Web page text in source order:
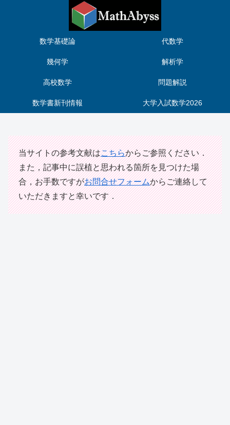
数学基礎論 代数学
幾何学 解析学
高校数学 問題解説
数学書新刊情報 大学入試数学2026
当サイトの参考文献はこちらからご参照ください．
また，記事中に誤植と思われる箇所を見つけた場
合，お手数ですがお問合せフォームからご連絡して
いただきますと幸いです．